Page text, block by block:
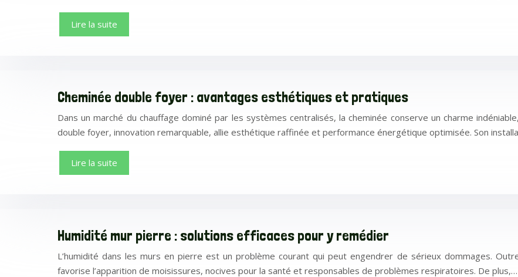
Lire la suite
Cheminée double foyer : avantages esthétiques et pratiques
Dans un marché du chauffage dominé par les systèmes centralisés, la cheminée conserve un charme
double foyer, innovation remarquable, allie esthétique raffinée et performance énergétique optimisée. Son
Lire la suite
Humidité mur pierre : solutions efficaces pour y remédier
L’humidité dans les murs en pierre est un problème courant qui peut engendrer de sérieux dommages.
favorise l’apparition de moisissures, nocives pour la santé et responsables de problèmes respiratoires. De plus,…